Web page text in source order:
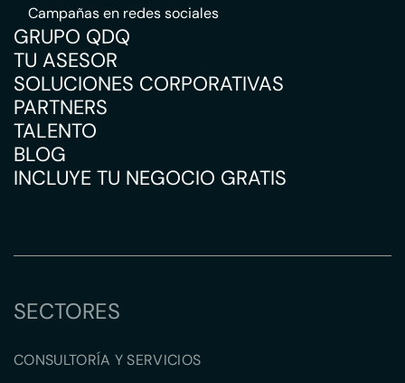
Campañas en redes sociales
GRUPO QDQ
TU ASESOR
SOLUCIONES CORPORATIVAS
PARTNERS
TALENTO
BLOG
INCLUYE TU NEGOCIO GRATIS
SECTORES
CONSULTORÍA Y SERVICIOS